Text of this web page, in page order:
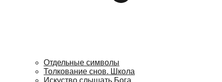
Отдельные символы
Толкование снов. Школа